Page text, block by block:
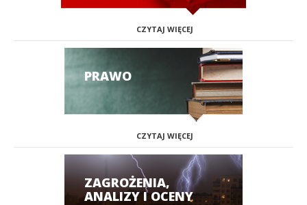
CZYTAJ WIĘCEJ
PRAWO
CZYTAJ WIĘCEJ
ZAGROŻENIA,
ANALIZY I OCENY